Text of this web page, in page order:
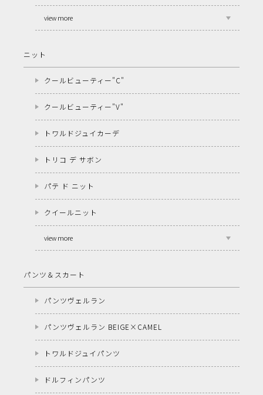
view more
ニット
クールビューティー"C"
クールビューティー"V"
トワルドジュイカーデ
トリコ デ サボン
パテ ド ニット
クイールニット
view more
パンツ＆スカート
パンツヴェルラン
パンツヴェルラン BEIGE×CAMEL
トワルドジュイパンツ
ドルフィンパンツ